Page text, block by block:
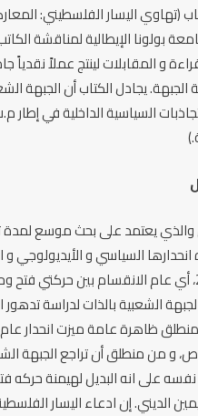
(تهاوي اليسار الفلسطيني:
بولونا الإيطالية لمناقشة
و المقابلات لينتج عملاً نقدياً
يجادل الكتاب أن الجبهة
السياسية الداخلية في إطار
والذي يعتمد على بحث موسع لمدة
عام الخروج من بيروت، وعام 2007، أي عام
الشعبية بالذات لدراسة تدهور
ظاهرة عامة ميزت انحدار
و من منطلق أن تراجع الجبهة
على انه البديل لهيمنة حركه
إن ادعاء اليسار